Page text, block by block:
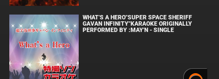
WHAT'S A HERO"SUPER SPACE SHERIFF
GAVAN INFINITY"KARAOKE ORIGINALLY
PERFORMED BY :MAY'N - SINGLE